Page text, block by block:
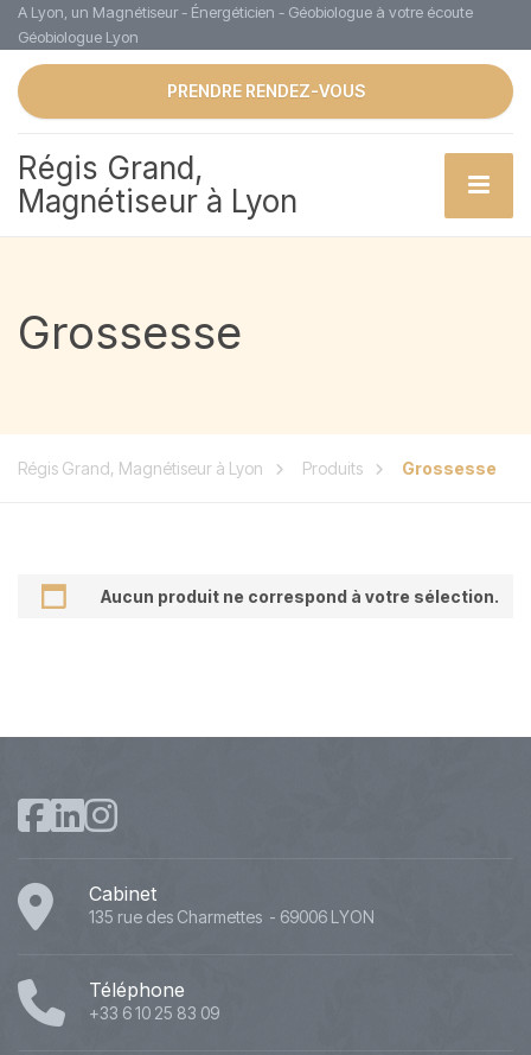
A Lyon, un Magnétiseur - Énergéticien - Géobiologue à votre écoute
Géobiologue Lyon
PRENDRE RENDEZ-VOUS
Régis Grand,
Magnétiseur à Lyon
Grossesse
Régis Grand, Magnétiseur à Lyon Produits Grossesse
Aucun produit ne correspond à votre sélection.
Cabinet
135 rue des Charmettes - 69006 LYON
Téléphone
+33 6 10 25 83 09